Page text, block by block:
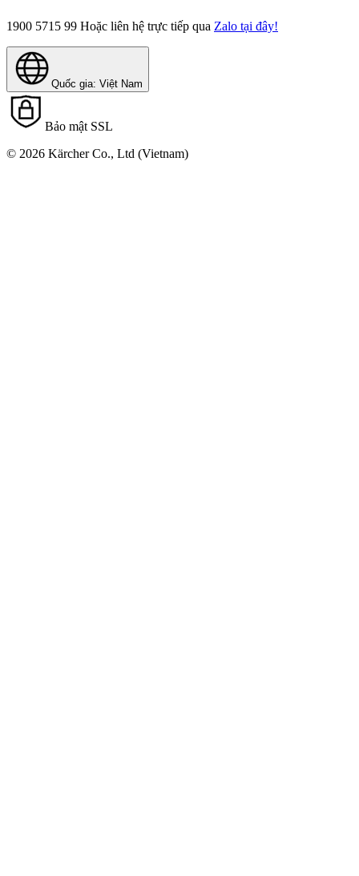
1900 5715 99 Hoặc liên hệ trực tiếp qua Zalo tại đây!
Quốc gia: Việt Nam
Bảo mật SSL
© 2026 Kärcher Co., Ltd (Vietnam)